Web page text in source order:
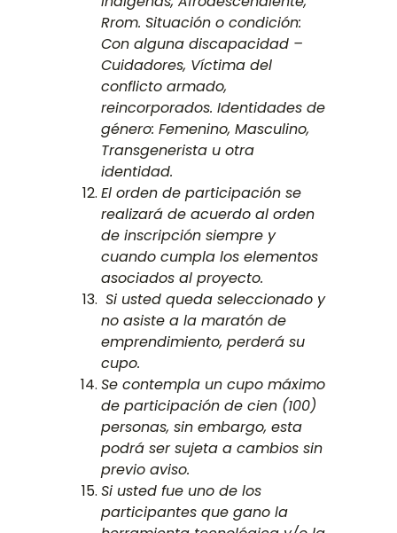
Rrom. Situación o condición:
Con alguna discapacidad –
Cuidadores, Víctima del
conflicto armado,
reincorporados. Identidades de
género: Femenino, Masculino,
Transgenerista u otra
identidad.
El orden de participación se
realizará de acuerdo al orden
de inscripción siempre y
cuando cumpla los elementos
asociados al proyecto.
Si usted queda seleccionado y
no asiste a la maratón de
emprendimiento, perderá su
cupo.
Se contempla un cupo máximo
de participación de cien (100)
personas, sin embargo, esta
podrá ser sujeta a cambios sin
previo aviso.
Si usted fue uno de los
participantes que gano la